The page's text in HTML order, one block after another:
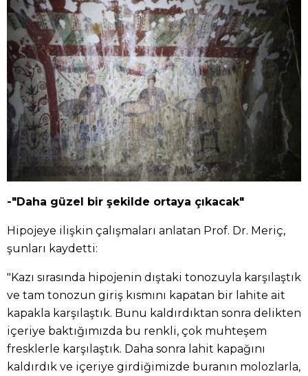
-"Daha güzel bir şekilde ortaya çıkacak"
Hipojeye ilişkin çalışmaları anlatan Prof. Dr. Meriç,
şunları kaydetti:
"Kazı sırasında hipojenin dıştaki tonozuyla karşılaştık
ve tam tonozun giriş kısmını kapatan bir lahite ait
kapakla karşılaştık. Bunu kaldırdıktan sonra delikten
içeriye baktığımızda bu renkli, çok muhteşem
fresklerle karşılaştık. Daha sonra lahit kapağını
kaldırdık ve içeriye girdiğimizde buranın molozlarla,